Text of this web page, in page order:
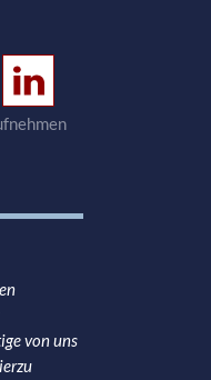
sendenCONREN Land auf
von uns